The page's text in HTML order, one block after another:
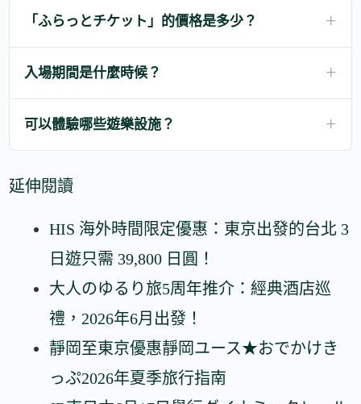
「ふらっとチケット」的價格是多少？
入場期間是什麼時候？
可以體驗哪些遊樂設施？
延伸閱讀
HIS 海外時間限定優惠：東京出發的台北 3
日遊只需 39,800 日圓！
大人のゆるり旅5周年推介：經典酒店巡
禮，2026年6月出發！
靜岡至東京優惠靜岡ユース★おでかけき
っぷ2026年夏季旅行指南